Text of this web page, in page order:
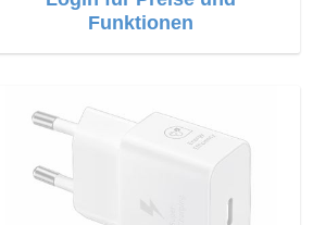
Funktionen